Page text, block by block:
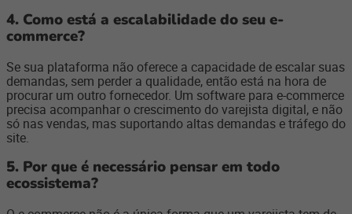
4. Como está a escalabilidade do seu e-
commerce?
Se sua plataforma não oferece a capacidade de escalar suas
demandas, sem perder a qualidade, então está na hora de
procurar um outro fornecedor. Um software para e-commerce
precisa acompanhar o crescimento do varejista digital, e não
só nas vendas, mas suportando altas demandas e tráfego do
site.
5. Por que é necessário pensar em todo
ecossistema?